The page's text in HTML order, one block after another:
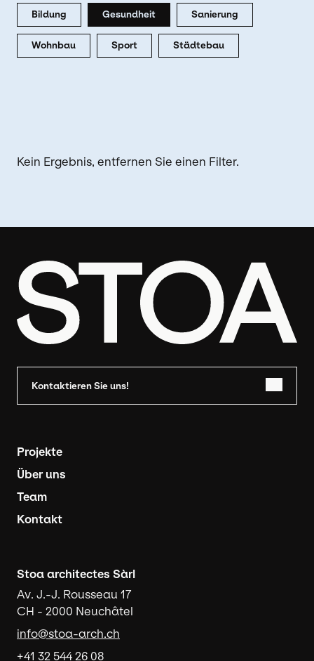
Bildung Gesundheit Sanierung
Wohnbau Sport Städtebau
Kein Ergebnis, entfernen Sie einen Filter.
Kontaktieren Sie uns!
Navigation principale
Projekte
Über uns
Team
Kontakt
Stoa architectes Sàrl
Av. J.-J. Rousseau 17
CH - 2000 Neuchâtel
info@stoa-arch.ch
+41 32 544 26 08